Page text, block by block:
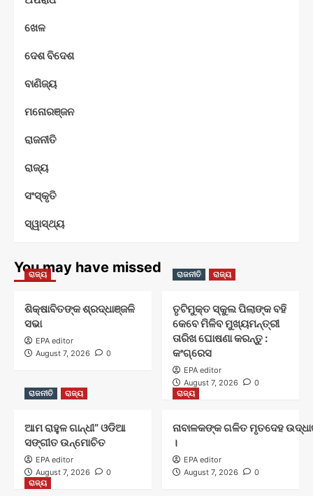
ଖେଳ
ଦେଶ ବିଦେଶ
ବାଣିଜ୍ୟ
ମନୋରଞ୍ଜନ
ରାଜନୀତି
ରାଜ୍ୟ
ସଂସ୍କୃତି
ସ୍ୱାସ୍ଥ୍ୟ
You may have missed
ରାଜ୍ୟ
ଶିକ୍ଷାବିତଙ୍କ ଶ୍ରଦ୍ଧାଞ୍ଜଳି
ସଭା
EPA editor
August 7, 2026
0
ରାଜନୀତି ରାଜ୍ୟ
ତୃଟିମୁକ୍ତ ସ୍କୁଲ ପିଲାଙ୍କ ବହି
କେବେ ମିଳିବ ମୁଖ୍ୟମନ୍ତ୍ରୀ
ତାରିଖ ଘୋଷଣା କରନ୍ତୁ :
କଂଗ୍ରେସ
EPA editor
August 7, 2026
0
ରାଜନୀତି
ରାଜ୍ୟ
ଆମ ରାହୁଳ ଗାନ୍ଧୀ” ଓଡିଆ
ସଙ୍ଗୀତ ଉନ୍ମୋଚିତ
EPA editor
August 7, 2026
0
ରାଜ୍ୟ
ନାବାଳକଙ୍କ ଗଳିତ ମୃତଦେହ
।
EPA editor
August 7, 2026
0
ରାଜ୍ୟ